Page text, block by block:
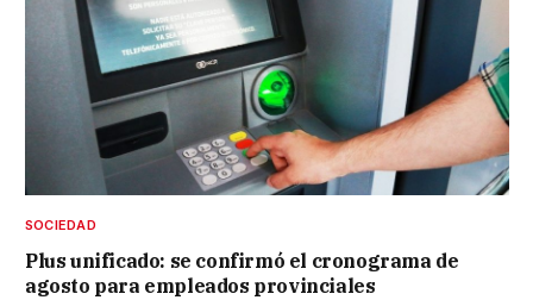
SOCIEDAD
Plus unificado: se confirmó el cronograma de
agosto para empleados provinciales